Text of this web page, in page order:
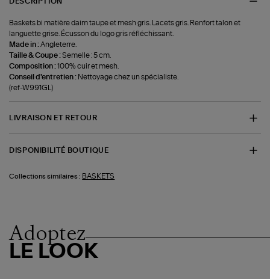
Baskets bi matière daim taupe et mesh gris. Lacets gris. Renfort talon et
languette grise. Écusson du logo gris réfléchissant.
Made in :Angleterre.
Taille & Coupe :Semelle : 5 cm.
Composition :100% cuir et mesh.
Conseil d'entretien : Nettoyage chez un spécialiste.
(ref-W991GL)
LIVRAISON ET RETOUR
DISPONIBILITÉ BOUTIQUE
Collections similaires : BASKETS
Adoptez
LE LOOK